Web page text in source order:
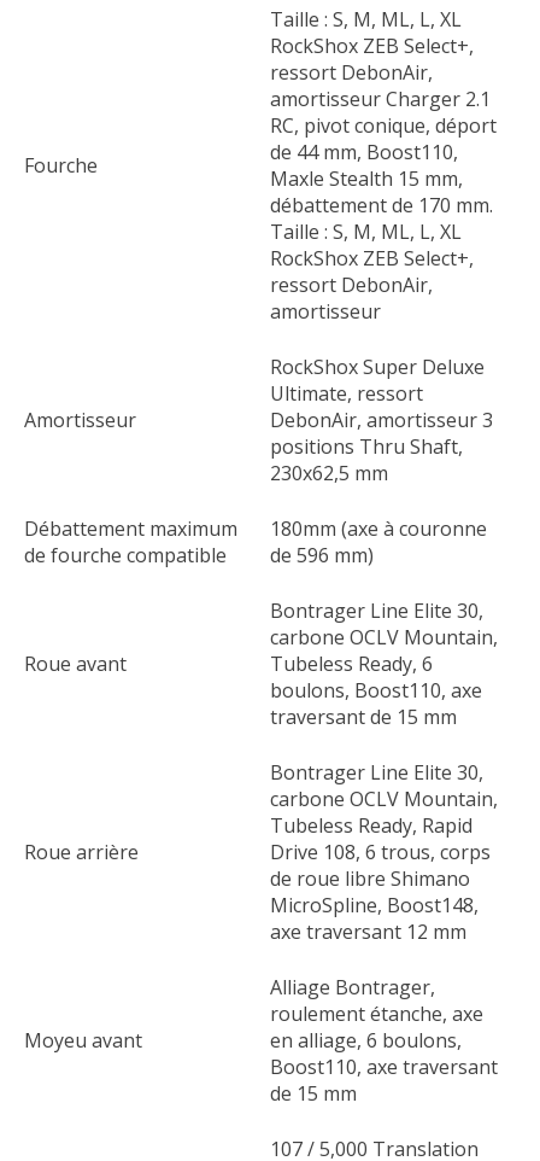
Fourche
Taille : S, M, ML, L, XL
RockShox ZEB Select+,
ressort DebonAir,
amortisseur Charger 2.1
RC, pivot conique, déport
de 44 mm, Boost110,
Maxle Stealth 15 mm,
débattement de 170 mm.
Taille : S, M, ML, L, XL
RockShox ZEB Select+,
ressort DebonAir,
amortisseur
Amortisseur
RockShox Super Deluxe
Ultimate, ressort
DebonAir, amortisseur 3
positions Thru Shaft,
230x62,5 mm
Débattement maximum
de fourche compatible
180mm (axe à couronne
de 596 mm)
Roue avant
Bontrager Line Elite 30,
carbone OCLV Mountain,
Tubeless Ready, 6
boulons, Boost110, axe
traversant de 15 mm
Roue arrière
Bontrager Line Elite 30,
carbone OCLV Mountain,
Tubeless Ready, Rapid
Drive 108, 6 trous, corps
de roue libre Shimano
MicroSpline, Boost148,
axe traversant 12 mm
Moyeu avant
Alliage Bontrager,
roulement étanche, axe
en alliage, 6 boulons,
Boost110, axe traversant
de 15 mm
107 / 5,000 Translation